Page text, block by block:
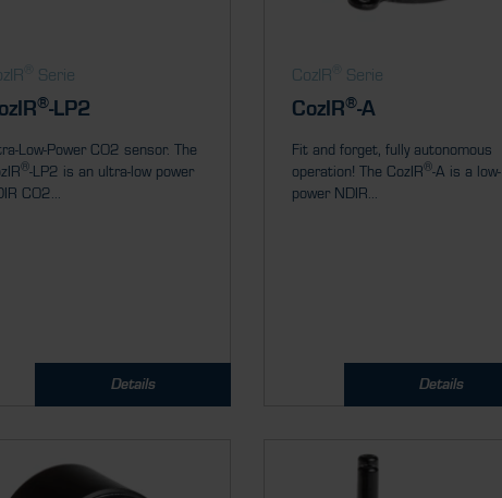
Serie
®-LP2
Low-Power CO2 sensor. The
®-LP2 is an ultra-low power
CO2...
Details
CozIR Serie
CozIR®-A
Fit and forget, fully autonomous
operation! The CozIR®-A is a low-
power NDIR...
Details